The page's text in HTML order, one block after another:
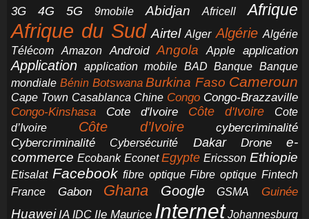
3G 4G 5G 9mobile Abidjan Africell Afrique
Afrique du Sud Airtel Alger Algérie Algérie
Télécom
Amazon Android Angola Apple application
Application application mobile BAD Banque Banque
mondiale Bénin Botswana Burkina Faso Cameroun
Cape Town Casablanca Chine Congo Congo-Brazzaville
Congo-Kinshasa Cote d'Ivoire Côte d'Ivoire
Cote
d’Ivoire
Côte d’Ivoire
cybercriminalité
Cybercriminalité
Cybersécurité Dakar Drone
e-
commerce Ecobank Econet Egypte Ericsson Ethiopie
Etisalat Facebook fibre optique Fibre optique Fintech
France
Gabon Ghana Google GSMA Guinée
Huawei IA IDC Ile Maurice Internet Johannesburg